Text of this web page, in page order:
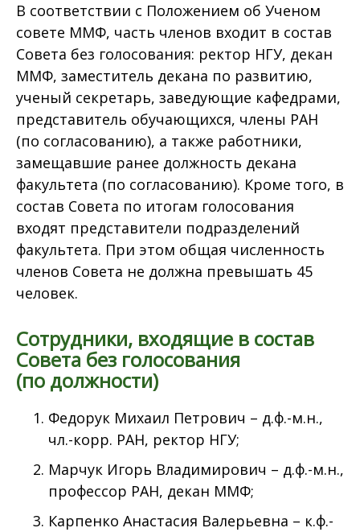
В соответствии с Положением об Ученом
совете ММФ, часть членов входит в состав
Совета без голосования: ректор НГУ, декан
ММФ, заместитель декана по развитию,
ученый секретарь, заведующие кафедрами,
представитель обучающихся, члены РАН
(по согласованию), а также работники,
замещавшие ранее должность декана
факультета (по согласованию). Кроме того, в
состав Совета по итогам голосования
входят представители подразделений
факультета. При этом общая численность
членов Совета не должна превышать 45
человек.
Сотрудники, входящие в состав
Совета без голосования
(по должности)
Федорук Михаил Петрович – д.ф.-м.н.,
чл.-корр. РАН, ректор НГУ;
Марчук Игорь Владимирович – д.ф.-м.н.,
профессор РАН, декан ММФ;
Карпенко Анастасия Валерьевна – к.ф.-